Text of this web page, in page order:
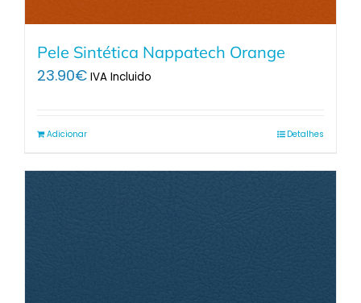
Pele Sintética Nappatech Orange
23.90€ IVA Incluido
Adicionar Detalhes